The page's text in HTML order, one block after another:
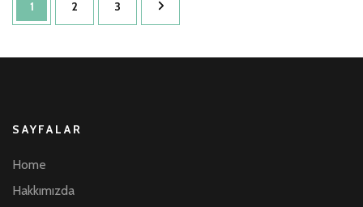
dolaşımı
Sayfa
1 Sayfa
2 Sayfa
3
SAYFALAR
Home
Hakkımızda